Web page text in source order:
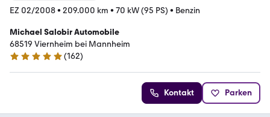
EZ 02/2008• 209.000 km • 70 kW (95 PS) • Benzin
Michael Salobir Automobile
68519 Viernheim bei Mannheim
5 Sterne
(162)
Kontakt Parken